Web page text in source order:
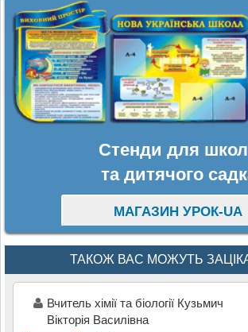
Стенди для
та дитячого
МАГАЗИН УРОК-UA
ТАКОЖ ВАС МОЖУТЬ
Вчитель хімії та біології Кузьмич
Вікторія Василівна